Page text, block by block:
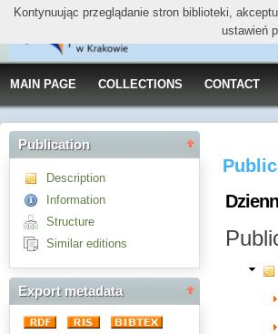
MAIN PAGE COLLECTIONS CONTACT
Publication
Description
Information
Structure
Similar editions
Export metadata
Kontynuując przeglądanie stron biblioteki,
ustawień